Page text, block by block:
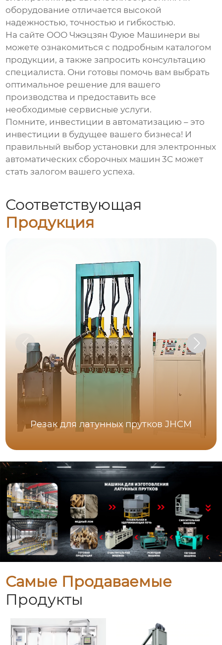
оборудование отличается высокой
надежностью, точностью и гибкостью.
На сайте ООО Чжэцзян Фуюе Машинери вы
можете ознакомиться с подробным каталогом
продукции, а также запросить консультацию
специалиста. Они готовы помочь вам выбрать
оптимальное решение для вашего
производства и предоставить все
необходимые сервисные услуги.
Помните, инвестиции в автоматизацию – это
инвестиции в будущее вашего бизнеса! И
правильный выборустановки для электронных
автоматических сборочных машин 3C может
стать залогом вашего успеха.
Соответствующая
Продукция
Резак для латунных прутков JHCM
Самые Продаваемые
Продукты